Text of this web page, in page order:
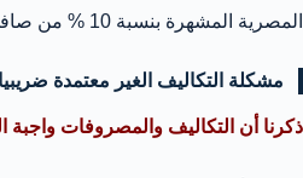
المصرية المشهرة بنسبة 10 % من صافى الربح .
مشكلة التكاليف الغير معتمدة ضريبيا
ذكرنا أن التكاليف والمصروفات